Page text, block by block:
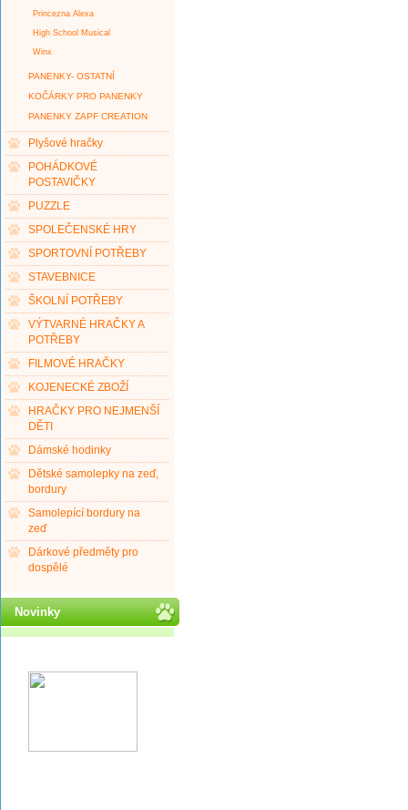
Princezna Alexa
High School Musical
Winx
PANENKY- OSTATNÍ
KOČÁRKY PRO PANENKY
PANENKY ZAPF CREATION
Plyšové hračky
POHÁDKOVÉ
POSTAVIČKY
PUZZLE
SPOLEČENSKÉ HRY
SPORTOVNÍ POTŘEBY
STAVEBNICE
ŠKOLNÍ POTŘEBY
VÝTVARNÉ HRAČKY A
POTŘEBY
FILMOVÉ HRAČKY
KOJENECKÉ ZBOŽÍ
HRAČKY PRO NEJMENŠÍ
DĚTI
Dámské hodinky
Dětské samolepky na zeď,
bordury
Samolepící bordury na
zeď
Dárkové předměty pro
dospělé
Novinky